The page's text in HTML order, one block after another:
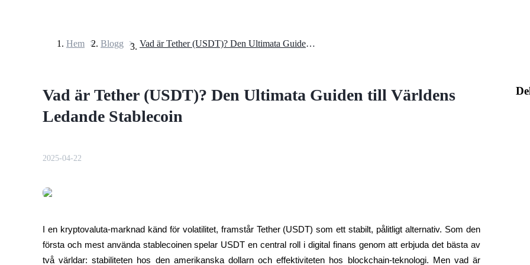
Futures med USDT som säkerhet
Hem > Blogg > Vad är Tether (USDT)? Den Ultimata Guiden till Världens Ledande Stablecoin
Vad är Tether (USDT)? Den Ultimata Guiden till Världens
Ledande Stablecoin
2025-04-22
I en kryptovaluta-marknad känd för volatilitet, framstår Tether (USDT) som ett stabilt, pålitligt alternativ. Som den
första och mest använda stablecoinen spelar USDT en central roll i digital finans genom att erbjuda det bästa av
två världar: stabiliteten hos den amerikanska dollarn och effektiviteten hos blockchain-teknologi. Men vad är